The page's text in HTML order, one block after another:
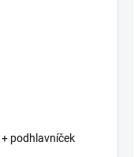
podhlavníček